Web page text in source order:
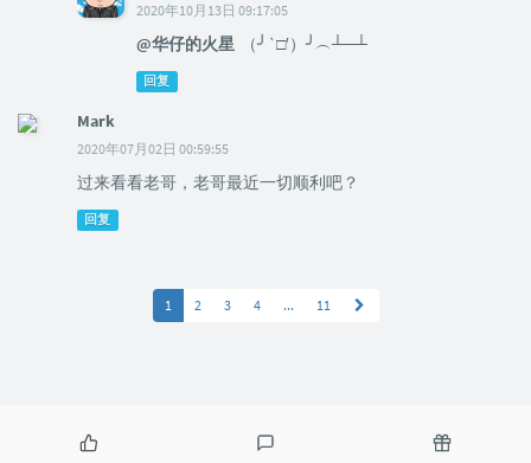
2020年10月13日 09:17:05
@华仔的火星 （╯‵□′）╯︵┴─┴
回复
Mark
2020年07月02日 00:59:55
过来看看老哥，老哥最近一切顺利吧？
回复
1 2 3 4 ... 11